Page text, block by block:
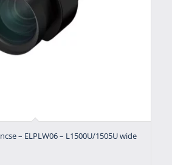
– ELPLW06 – L1500U/1505U wide